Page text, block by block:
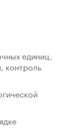
единиц,
контроль